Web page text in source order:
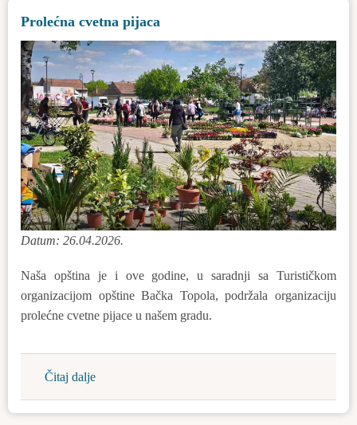
merenje
brzine
u
opštini
Prolećna cvetna pijaca
Datum: 26.04.2026.
Naša opština je i ove godine, u saradnji sa Turističkom
organizacijom opštine Bačka Topola, podržala organizaciju
prolećne cvetne pijace u našem gradu.
Čitaj dalje
Prolećna
cvetna